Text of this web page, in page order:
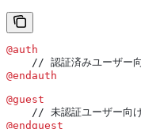
@auth
// 認証済みユーザー
@endauth
@guest
// 未認証ユーザー向
@endguest